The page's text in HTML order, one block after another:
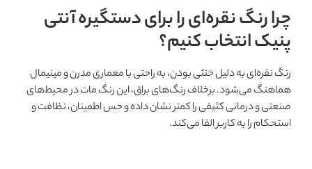
چرا رنگ نقره‌ای را برای دستگیره آنتی
پنیک انتخاب کنیم؟
رنگ نقره‌ای به دلیل خنثی بودن، به راحتی با معماری مدرن و مینیمال
هماهنگ می‌شود. برخلاف رنگ‌های براق، این رنگ مات در محیط‌های
صنعتی و درمانی کثیفی را کمتر نشان داده و حس اطمینان، نظافت و
استحکام را به کاربر القا می‌کند.